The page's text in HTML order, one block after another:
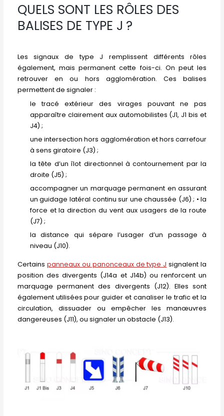
QUELS SONT LES RÔLES DES
BALISES DE TYPE J ?
Les signaux de type J remplissent différents rôles
également, mais permanent cette fois-ci. On peut les
retrouver en ou hors agglomération. Ces balises
permettent de signaler :
le tracé extérieur des virages pouvant ne pas
apparaître clairement aux automobilistes (J1, J1 bis et
J4) ;
une intersection hors agglomération et hors carrefour
à sens giratoire (J3) ;
la tête d’un îlot directionnel à contournement par la
droite (J5) ;
accompagner un marquage permanent en assurant
un guidage latéral continu sur une chaussée (J6) ; • la
force et la direction du vent aux usagers de la route
(J7) ;
la distance qui sépare l’usager d’un passage à
niveau (J10).
Certains panneaux ou panonceaux de type J signalent la
position des divergents (J14a et J14b) ou renforcent un
marquage permanent des divergents (J12). Elles sont
également utilisées pour guider et canaliser le trafic et la
circulation, dissuader ou empêcher les manœuvres
dangereuses (J11), ou signaler un obstacle (J13).